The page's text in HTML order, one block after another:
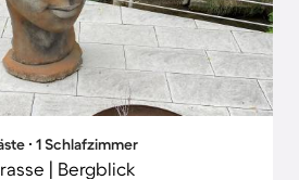
∙ 1 Schlafzimmer
| Bergblick